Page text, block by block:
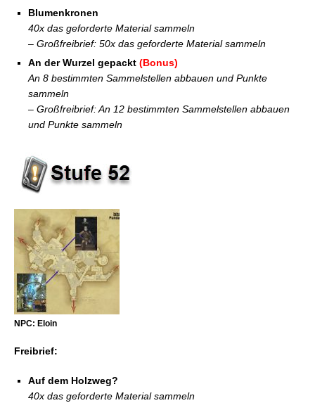
Blumenkronen
40x das geforderte Material sammeln
– Großfreibrief: 50x das geforderte Material sammeln
An der Wurzel gepackt (Bonus)
An 8 bestimmten Sammelstellen abbauen und Punkte
sammeln
– Großfreibrief: An 12 bestimmten Sammelstellen abbauen
und Punkte sammeln
NPC: Eloin
Freibrief:
Auf dem Holzweg?
40x das geforderte Material sammeln